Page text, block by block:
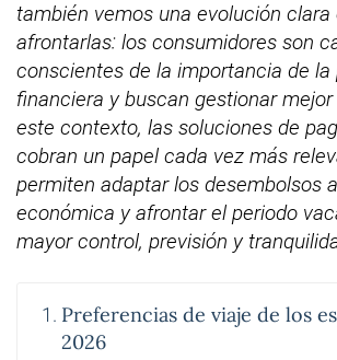
también vemos una evolución clara
afrontarlas: los consumidores son
conscientes de la importancia de
financiera y buscan gestionar
este contexto, las soluciones de
cobran un papel cada vez más
permiten adaptar los desembolsos
económica y afrontar el periodo
mayor control, previsión y
Preferencias de viaje de los
2026